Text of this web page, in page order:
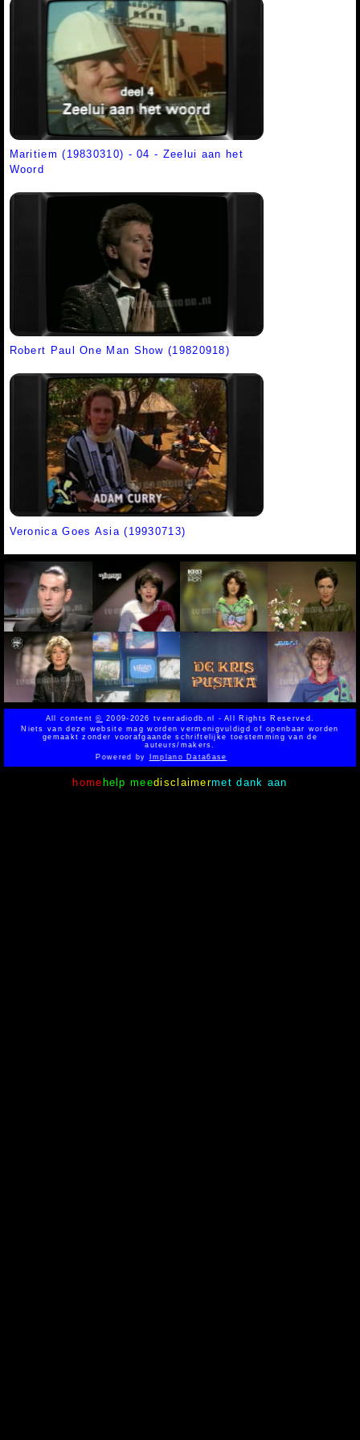
Maritiem (19830310) - 04 - Zeelui aan het
Woord
Robert Paul One Man Show (19820918)
Veronica Goes Asia (19930713)
All content© 2009-2026 tvenradiodb.nl - All Rights Reserved.
Niets van deze website mag worden vermenigvuldigd of openbaar worden
gemaakt zonder voorafgaande schriftelijke toestemming van de
auteurs/makers.
Powered byImplano Data6ase
home help meedisclaimermet dank aan